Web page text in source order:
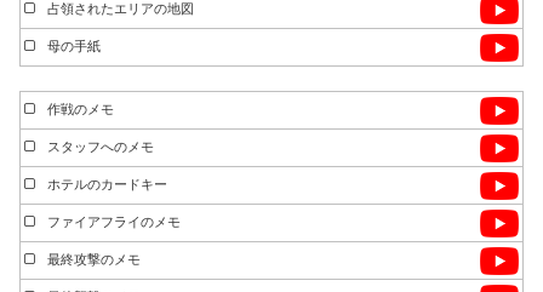
占領されたエリアの地図
母の手紙
作戦のメモ
スタッフへのメモ
ホテルのカードキー
ファイアフライのメモ
最終攻撃のメモ